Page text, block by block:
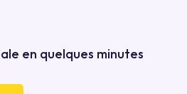
en quelques minutes